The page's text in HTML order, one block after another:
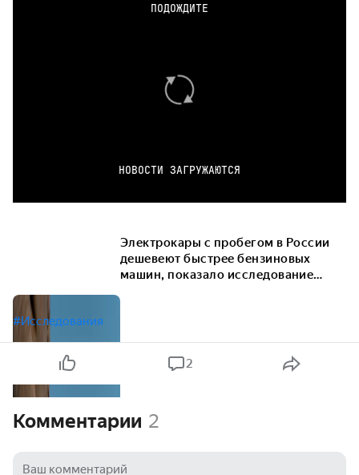
ПОДОЖДИТЕ
НОВОСТИ ЗАГРУЖАЮТСЯ
Электрокары с пробегом в России
дешевеют быстрее бензиновых
машин, показало исследование
#Исследования
2
Комментарии 2